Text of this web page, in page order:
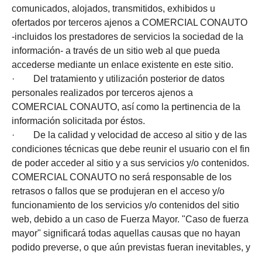
comunicados, alojados, transmitidos, exhibidos u
ofertados por terceros ajenos a COMERCIAL CONAUTO
-incluidos los prestadores de servicios la sociedad de la
información- a través de un sitio web al que pueda
accederse mediante un enlace existente en este sitio.
· Del tratamiento y utilización posterior de datos
personales realizados por terceros ajenos a
COMERCIAL CONAUTO, así como la pertinencia de la
información solicitada por éstos.
· De la calidad y velocidad de acceso al sitio y de las
condiciones técnicas que debe reunir el usuario con el fin
de poder acceder al sitio y a sus servicios y/o contenidos.
COMERCIAL CONAUTO no será responsable de los
retrasos o fallos que se produjeran en el acceso y/o
funcionamiento de los servicios y/o contenidos del sitio
web, debido a un caso de Fuerza Mayor. "Caso de fuerza
mayor" significará todas aquellas causas que no hayan
podido preverse, o que aún previstas fueran inevitables, y